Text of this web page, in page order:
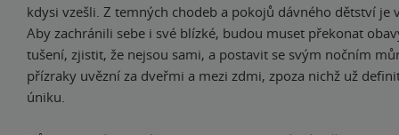
kdysi vzešli. Z temných chodeb a pokojů dávného dětství je
Aby zachránili sebe i své blízké, budou muset překonat
tušení, zjistit, že nejsou sami, a postavit se svým nočním
přízraky uvězní za dveřmi a mezi zdmi, zpoza nichž už
úniku.